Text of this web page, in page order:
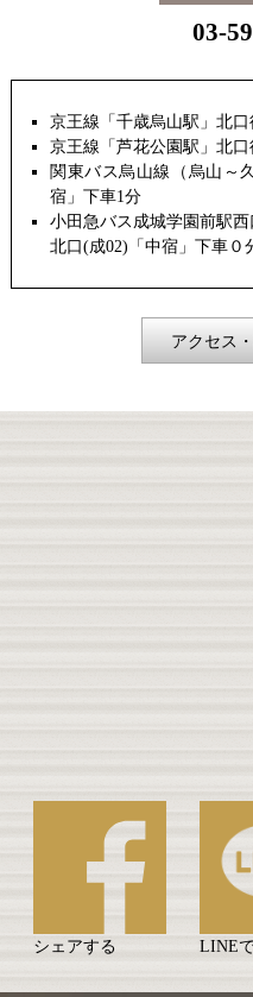
03-
京王線「千歳烏山駅」北口
京王線「芦花公園駅」北口
関東バス烏山線（烏山～
宿」下車1分
小田急バス成城学園前駅
北口(成02)「中宿」下車０
アクセス
シェアする LINE